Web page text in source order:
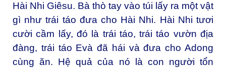
Hài Nhi Giêsu. Bà thò tay vào túi lấy ra một vật
gì như trái táo đưa cho Hài Nhi. Hài Nhi tươi
cười cầm lấy, đó là trái táo, trái táo vườn địa
đàng, trái táo Evà đã hái và đưa cho Adong
cùng ăn. Hệ quả của nó là con người tổn